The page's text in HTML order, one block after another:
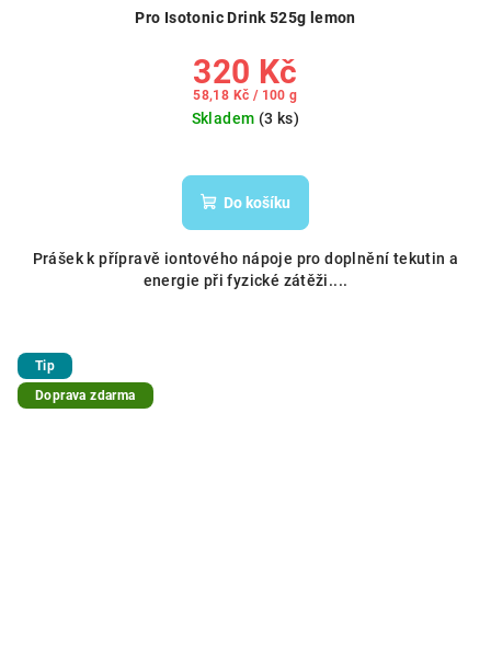
Pro Isotonic Drink 525g lemon
320 Kč
Měrná
58,18 Kč / 100 g
Skladem (3 ks)
Do košíku
Prášek k přípravě iontového nápoje pro doplnění tekutin a
energie při fyzické zátěži....
Tip
Doprava zdarma